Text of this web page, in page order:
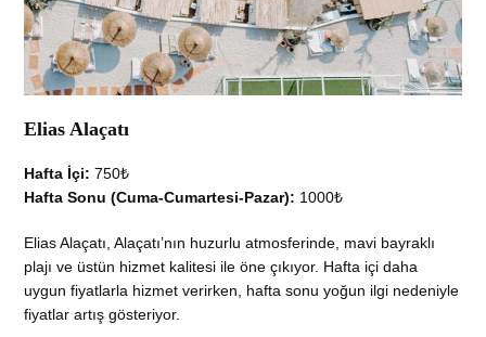
Elias Alaçatı
Hafta İçi: 750₺
Hafta Sonu (Cuma-Cumartesi-Pazar): 1000₺
Elias Alaçatı, Alaçatı’nın huzurlu atmosferinde, mavi bayraklı
plajı ve üstün hizmet kalitesi ile öne çıkıyor. Hafta içi daha
uygun fiyatlarla hizmet verirken, hafta sonu yoğun ilgi nedeniyle
fiyatlar artış gösteriyor.